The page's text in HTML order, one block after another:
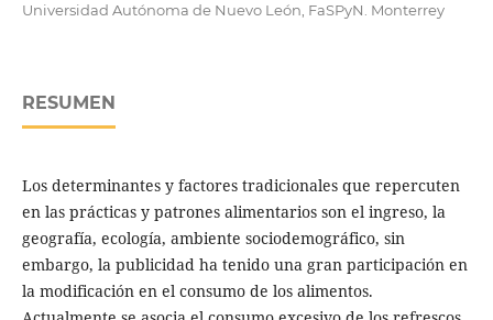
Universidad Autónoma de Nuevo León, FaSPyN. Monterrey
RESUMEN
Los determinantes y factores tradicionales que repercuten
en las prácticas y patrones alimentarios son el ingreso, la
geografía, ecología, ambiente sociodemográfico, sin
embargo, la publicidad ha tenido una gran participación en
la modificación en el consumo de los alimentos.